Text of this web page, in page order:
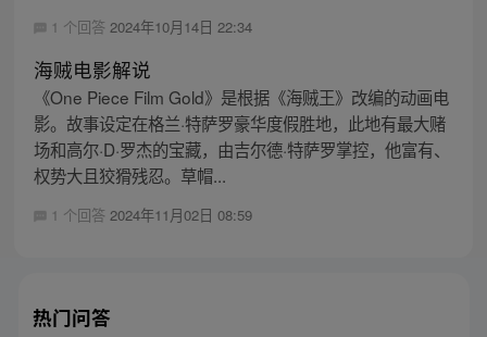
1 个回答 2024年10月14日 22:34
海贼电影解说
《One Piece Film Gold》是根据《海贼王》改编的动画电
影。故事设定在格兰·特萨罗豪华度假胜地，此地有最大赌
场和高尔·D·罗杰的宝藏，由吉尔德·特萨罗掌控，他富有、
权势大且狡猾残忍。草帽...
1 个回答 2024年11月02日 08:59
热门问答